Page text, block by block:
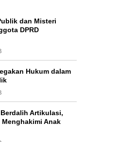
dan Misteri
DPRD
Hukum dalam
Artikulasi,
Menghakimi Anak